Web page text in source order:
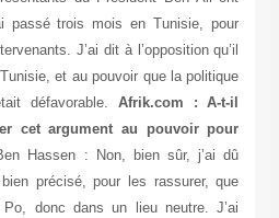
passé trois mois en Tunisie, pour
J’ai dit à l’opposition qu’il
et au pouvoir que la politique
défavorable. Afrik.com : A-t-il
cet argument au pouvoir pour
Hassen : Non, bien sûr, j’ai dû
précisé, pour les rassurer, que
donc dans un lieu neutre. J’ai